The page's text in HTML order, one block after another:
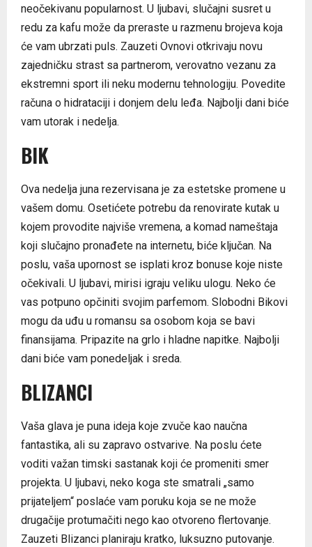
neočekivanu popularnost. U ljubavi, slučajni susret u
redu za kafu može da preraste u razmenu brojeva koja
će vam ubrzati puls. Zauzeti Ovnovi otkrivaju novu
zajedničku strast sa partnerom, verovatno vezanu za
ekstremni sport ili neku modernu tehnologiju. Povedite
računa o hidrataciji i donjem delu leđa. Najbolji dani biće
vam utorak i nedelja.
BIK
Ova nedelja juna rezervisana je za estetske promene u
vašem domu. Osetićete potrebu da renovirate kutak u
kojem provodite najviše vremena, a komad nameštaja
koji slučajno pronađete na internetu, biće ključan. Na
poslu, vaša upornost se isplati kroz bonuse koje niste
očekivali. U ljubavi, mirisi igraju veliku ulogu. Neko će
vas potpuno opčiniti svojim parfemom. Slobodni Bikovi
mogu da uđu u romansu sa osobom koja se bavi
finansijama. Pripazite na grlo i hladne napitke. Najbolji
dani biće vam ponedeljak i sreda.
BLIZANCI
Vaša glava je puna ideja koje zvuče kao naučna
fantastika, ali su zapravo ostvarive. Na poslu ćete
voditi važan timski sastanak koji će promeniti smer
projekta. U ljubavi, neko koga ste smatrali „samo
prijateljem“ poslaće vam poruku koja se ne može
drugačije protumačiti nego kao otvoreno flertovanje.
Zauzeti Blizanci planiraju kratko, luksuzno putovanje.